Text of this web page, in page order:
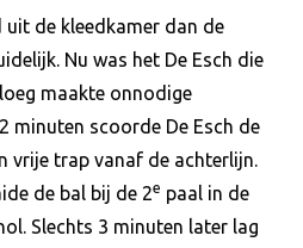
de kleedkamer dan de
Nu was het De Esch die
maakte onnodige
minuten scoorde De Esch de
vrije trap vanaf de achterlijn.
de bal bij de 2e paal in de
Slechts 3 minuten later lag